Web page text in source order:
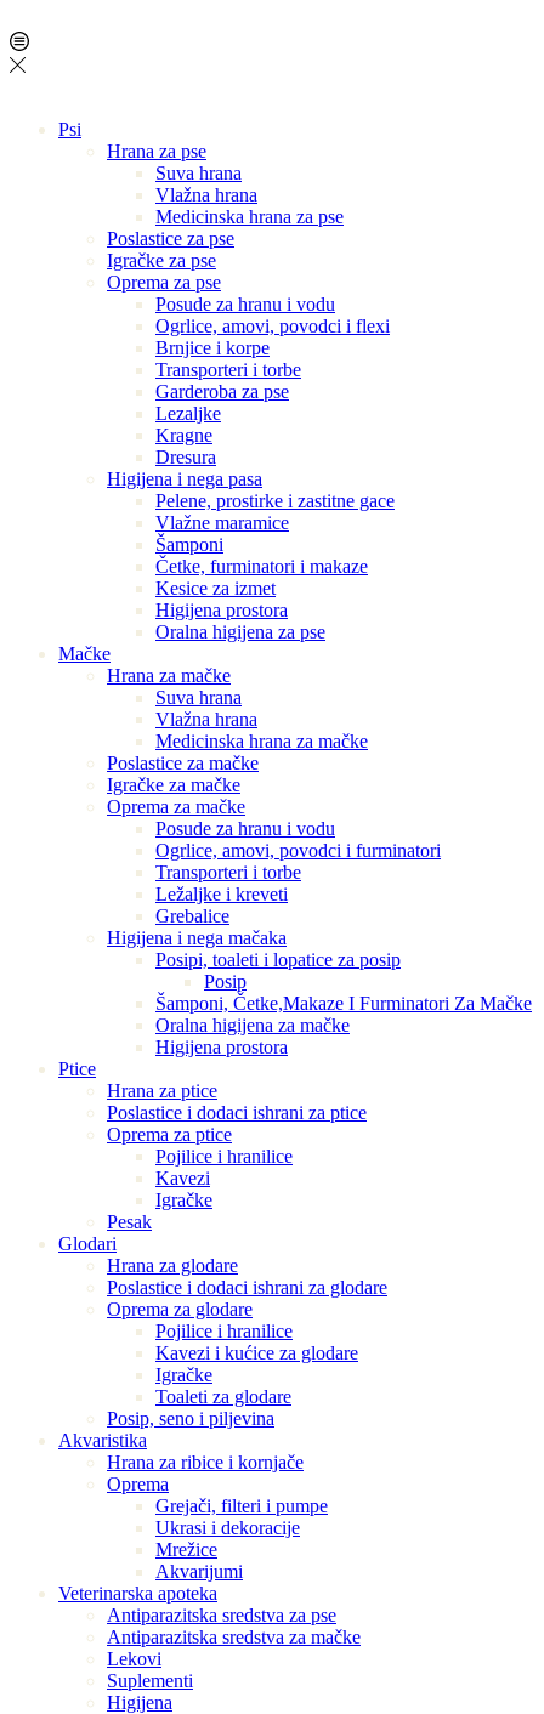
Psi
Hrana za pse
Suva hrana
Vlažna hrana
Medicinska hrana za pse
Poslastice za pse
Igračke za pse
Oprema za pse
Posude za hranu i vodu
Ogrlice, amovi, povodci i flexi
Brnjice i korpe
Transporteri i torbe
Garderoba za pse
Lezaljke
Kragne
Dresura
Higijena i nega pasa
Pelene, prostirke i zastitne gace
Vlažne maramice
Šamponi
Četke, furminatori i makaze
Kesice za izmet
Higijena prostora
Oralna higijena za pse
Mačke
Hrana za mačke
Suva hrana
Vlažna hrana
Medicinska hrana za mačke
Poslastice za mačke
Igračke za mačke
Oprema za mačke
Posude za hranu i vodu
Ogrlice, amovi, povodci i furminatori
Transporteri i torbe
Ležaljke i kreveti
Grebalice
Higijena i nega mačaka
Posipi, toaleti i lopatice za posip
Posip
Šamponi, Četke,Makaze I Furminatori Za Mačke
Oralna higijena za mačke
Higijena prostora
Ptice
Hrana za ptice
Poslastice i dodaci ishrani za ptice
Oprema za ptice
Pojilice i hranilice
Kavezi
Igračke
Pesak
Glodari
Hrana za glodare
Poslastice i dodaci ishrani za glodare
Oprema za glodare
Pojilice i hranilice
Kavezi i kućice za glodare
Igračke
Toaleti za glodare
Posip, seno i piljevina
Akvaristika
Hrana za ribice i kornjače
Oprema
Grejači, filteri i pumpe
Ukrasi i dekoracije
Mrežice
Akvarijumi
Veterinarska apoteka
Antiparazitska sredstva za pse
Antiparazitska sredstva za mačke
Lekovi
Suplementi
Higijena